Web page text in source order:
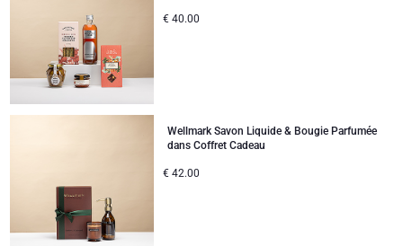
€ 40.00
Wellmark Savon Liquide & Bougie Parfumée
dans Coffret Cadeau
€ 42.00